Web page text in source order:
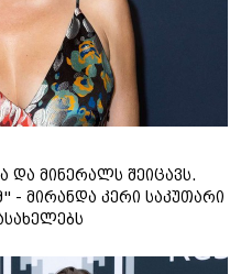
და მინერალს შეიცავს.
მირანდა კერი საკუთარი